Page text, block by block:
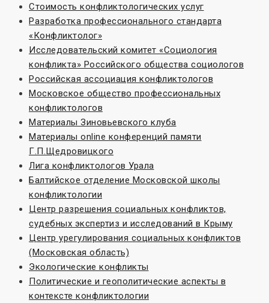
Стоимость конфликтологических услуг
Разработка профессионального стандарта
«Конфликтолог»
Исследовательский комитет «Социoлогия
конфликта» Российского общества социологов
Российская ассоциация конфликтологов
Московское общество профессиональных
конфликтологов
Материалы Зиновьевского клуба
Материалы online конференций памяти
Г.П.Щедровицкого
Лига конфликтологов Урала
Балтийское отделение Московской школы
конфликтологии
Центр разрешения социальных конфликтов,
судебных экспертиз и исследований в Крыму
Центр урегулирования социальных конфликтов
(Московская область)
Экологические конфликты
Политические и геополитические аспекты в
контексте конфликтологии